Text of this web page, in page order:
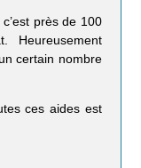
près de 100
Heureusement
certain nombre
ces aides est